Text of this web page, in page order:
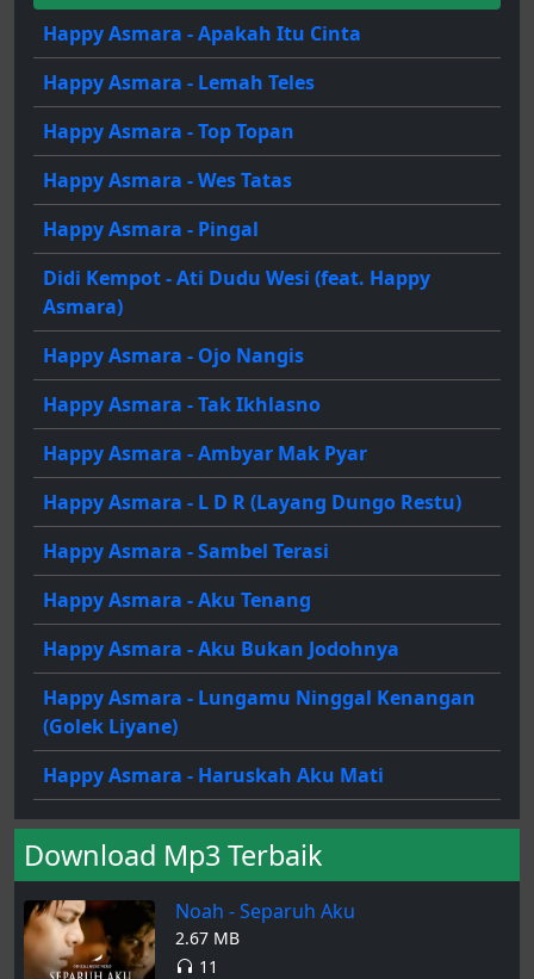
Happy Asmara - Apakah Itu Cinta
Happy Asmara - Lemah Teles
Happy Asmara - Top Topan
Happy Asmara - Wes Tatas
Happy Asmara - Pingal
Didi Kempot - Ati Dudu Wesi (feat. Happy
Asmara)
Happy Asmara - Ojo Nangis
Happy Asmara - Tak Ikhlasno
Happy Asmara - Ambyar Mak Pyar
Happy Asmara - L D R (Layang Dungo Restu)
Happy Asmara - Sambel Terasi
Happy Asmara - Aku Tenang
Happy Asmara - Aku Bukan Jodohnya
Happy Asmara - Lungamu Ninggal Kenangan
(Golek Liyane)
Happy Asmara - Haruskah Aku Mati
Download Mp3 Terbaik
Noah - Separuh Aku
2.67 MB
11